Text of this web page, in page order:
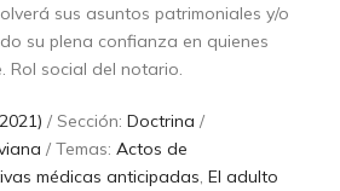
sus asuntos patrimoniales y/o
su plena confianza en quienes
Rol social del notario.
/ Sección:Doctrina /
/ Temas:Actos de
médicas anticipadas,El adulto